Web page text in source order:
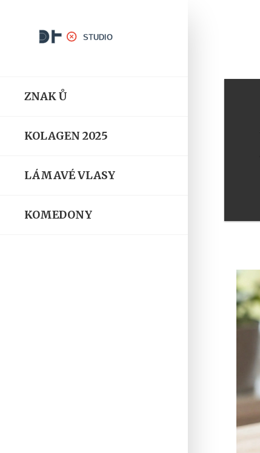
ZNAK Ů
KOLAGEN 2025
LÁMAVÉ VLASY
KOMEDONY